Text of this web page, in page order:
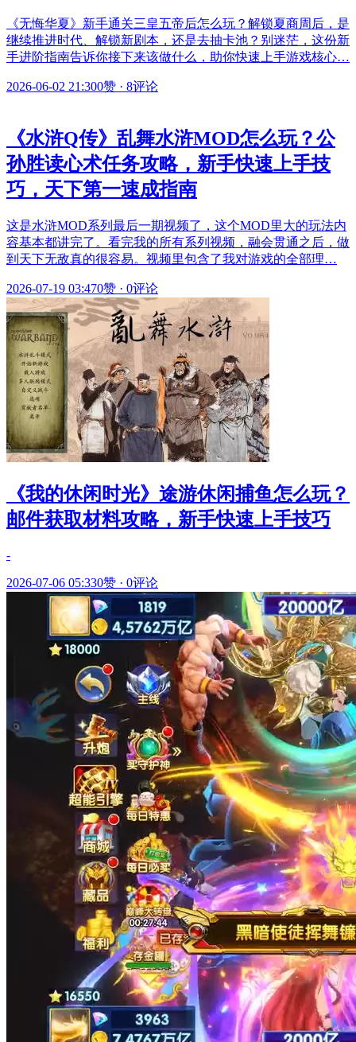
《无悔华夏》新手通关三皇五帝后怎么玩？解锁夏商周后，是
继续推进时代、解锁新剧本，还是去抽卡池？别迷茫，这份新
手进阶指南告诉你接下来该做什么，助你快速上手游戏核心…
2026-06-02 21:300赞 · 8评论
《水浒Q传》乱舞水浒MOD怎么玩？公
孙胜读心术任务攻略，新手快速上手技
巧，天下第一速成指南
这是水浒MOD系列最后一期视频了，这个MOD里大的玩法内
容基本都讲完了。看完我的所有系列视频，融会贯通之后，做
到天下无敌真的很容易。视频里包含了我对游戏的全部理…
2026-07-19 03:470赞 · 0评论
《我的休闲时光》途游休闲捕鱼怎么玩？
邮件获取材料攻略，新手快速上手技巧
-
2026-07-06 05:330赞 · 0评论